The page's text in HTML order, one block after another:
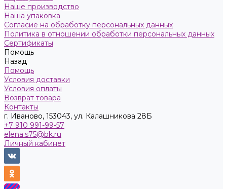
Наше производство
Наша упаковка
Согласие на обработку персональных данных
Политика в отношении обработки персональных данных
Сертификаты
Помощь
Назад
Помощь
Условия доставки
Условия оплаты
Возврат товара
Контакты
г. Иваново, 153043, ул. Калашникова 28Б
+7 910 991-99-57
elena.s75@bk.ru
Личный кабинет